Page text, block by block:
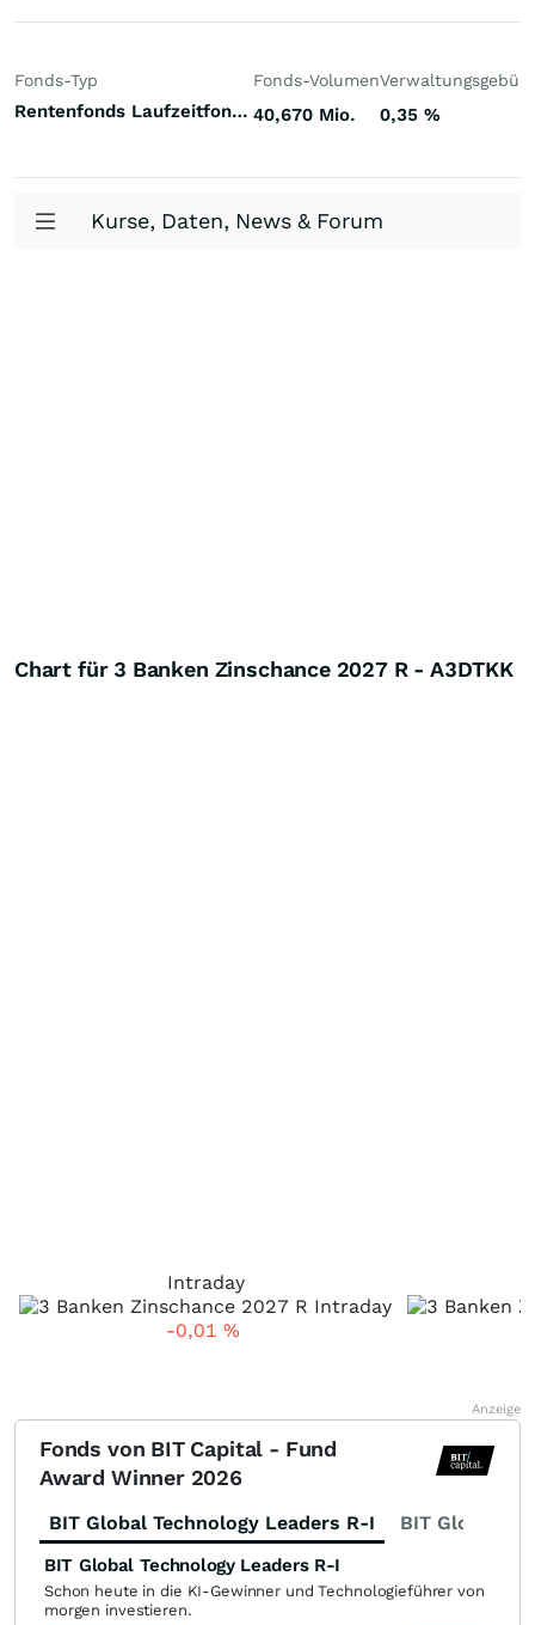
Fonds-Typ
Rentenfonds Laufzeitfonds Welt Euro
Fonds-Volumen
40,670 Mio. 0,35 %
Kurse, Daten, News & Forum
Chart für 3 Banken Zinschance 2027 R - A3DTKK
Intraday
-0,01 %
Anzeige
Fonds von BIT Capital - Fund
Award Winner 2026
BIT Global Technology Leaders R-I BIT Global
BIT Global Technology Leaders R-I
Schon heute in die KI-Gewinner und Technologieführer von
morgen investieren.